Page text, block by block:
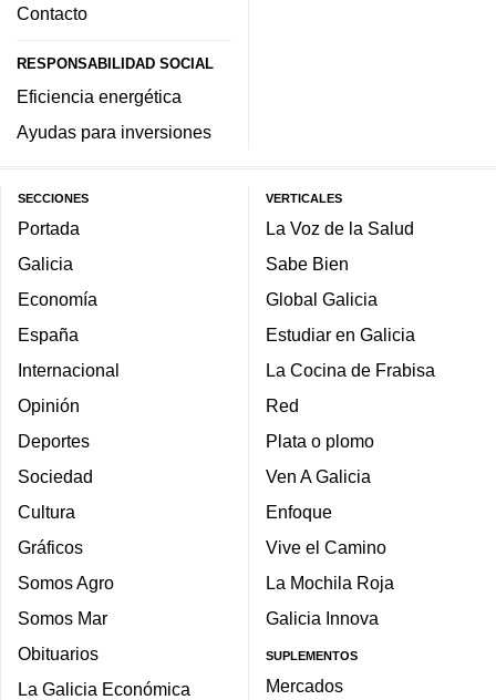
Contacto
RESPONSABILIDAD SOCIAL
Eficiencia energética
Ayudas para inversiones
SECCIONES
Portada
Galicia
Economía
España
Internacional
Opinión
Deportes
Sociedad
Cultura
Gráficos
Somos Agro
Somos Mar
Obituarios
La Galicia Económica
VERTICALES
La Voz de la Salud
Sabe Bien
Global Galicia
Estudiar en Galicia
La Cocina de Frabisa
Red
Plata o plomo
Ven A Galicia
Enfoque
Vive el Camino
La Mochila Roja
Galicia Innova
SUPLEMENTOS
Mercados